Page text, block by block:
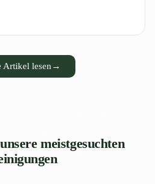
Artikel lesen →
meistgesuchten